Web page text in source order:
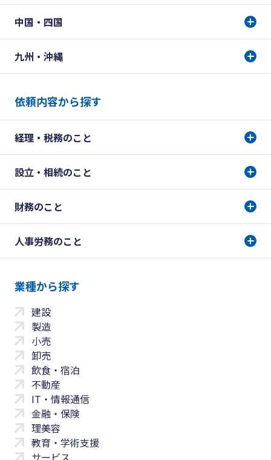
中国・四国
九州・沖縄
依頼内容から探す
経理・税務のこと
設立・相続のこと
財務のこと
人事労務のこと
業種から探す
建設
製造
小売
卸売
飲食・宿泊
不動産
IT・情報通信
金融・保険
理美容
教育・学術支援